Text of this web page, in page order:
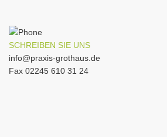
SCHREIBEN SIE UNS
info@praxis-grothaus.de
Fax 02245 610 31 24